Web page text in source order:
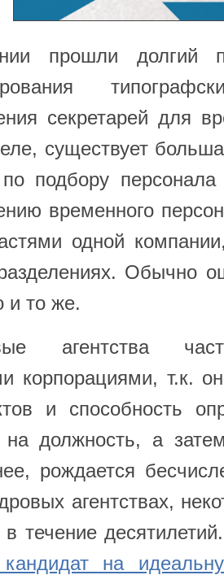
прошли долгий
секретарей для
существует
по подбору
временного
одной
Обычно
и то же.
агентства
корпорациями, т.к.
и способность
на должность, а
рождается
агентствах,
в течение
на